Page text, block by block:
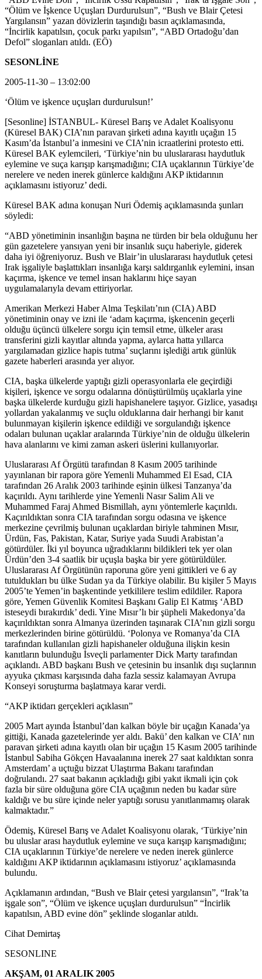
“Ölüm ve İşkence Uçuşları Durdurulsun”, “Bush ve Blair Çetesi
Yargılansın” yazan dövizlerin taşındığı basın açıklamasında,
“İncirlik kapatılsın, çocuk parkı yapılsın”, “ABD Ortadoğu’dan
Defol” sloganları atıldı. (EÖ)
SESONLİNE
2005-11-30 – 13:02:00
‘Ölüm ve işkence uçuşları durdurulsun!’
[Sesonline] İSTANBUL- Küresel Barış ve Adalet Koalisyonu
(Küresel BAK) CIA’nın paravan şirketi adına kayıtlı uçağın 15
Kasım’da İstanbul’a inmesini ve CIA’nin icraatlerini protesto etti.
Küresel BAK eylemcileri, ‘Türkiye’nin bu uluslararası haydutluk
eylemine ve suça karışıp karışmadığını; CIA uçaklarının Türkiye’de
nerelere ve neden inerek günlerce kaldığını AKP iktidarının
açıklamasını istiyoruz’ dedi.
Küresel BAK adına konuşan Nuri Ödemiş açıklamasında şunları
söyledi:
“ABD yönetiminin insanlığın başına ne türden bir bela olduğunu her
gün gazetelere yansıyan yeni bir insanlık suçu haberiyle, giderek
daha iyi öğreniyoruz. Bush ve Blair’in uluslararası haydutluk çetesi
Irak işgaliyle başlattıkları insanlığa karşı saldırganlık eylemini, insan
kaçırma, işkence ve temel insan haklarını hiçe sayan
uygulamalarıyla devam ettiriyorlar.
Amerikan Merkezi Haber Alma Teşkilatı’nın (CIA) ABD
yönetiminin onay ve izni ile ‘adam kaçırma, işkencenin geçerli
olduğu üçüncü ülkelere sorgu için temsil etme, ülkeler arası
transferini gizli kayıtlar altında yapma, aylarca hatta yıllarca
yargılamadan gizlice hapis tutma’ suçlarını işlediği artık günlük
gazete haberleri arasında yer alıyor.
CIA, başka ülkelerde yaptığı gizli operasyonlarla ele geçirdiği
kişileri, işkence ve sorgu odalarına dönüştürülmüş uçaklarla yine
başka ülkelerde kurduğu gizli hapishanelere taşıyor. Gizlice, yasadışı
yollardan yakalanmış ve suçlu olduklarına dair herhangi bir kanıt
bulunmayan kişilerin işkence edildiği ve sorgulandığı işkence
odaları bulunan uçaklar aralarında Türkiye’nin de olduğu ülkelerin
hava alanlarını ve kimi zaman askeri üslerini kullanıyorlar.
Uluslararası Af Örgütü tarafından 8 Kasım 2005 tarihinde
yayınlanan bir rapora göre Yemenli Muhammed El Esad, CIA
tarafından 26 Aralık 2003 tarihinde eşinin ülkesi Tanzanya’da
kaçırıldı. Aynı tarihlerde yine Yemenli Nasır Salim Ali ve
Muhammed Faraj Ahmed Bismillah, aynı yöntemlerle kaçırıldı.
Kaçırıldıktan sonra CIA tarafından sorgu odasına ve işkence
merkezine çevrilmiş bulunan uçaklardan biriyle tahminen Mısır,
Ürdün, Fas, Pakistan, Katar, Suriye yada Suudi Arabistan’a
götürdüler. İki yıl boyunca uğradıklarını bildikleri tek yer olan
Ürdün’den 3-4 saatlik bir uçuşla başka bir yere götürüldüler.
Uluslararası Af Örgütünün raporuna göre yeni gittikleri ve 6 ay
tutuldukları bu ülke Sudan ya da Türkiye olabilir. Bu kişiler 5 Mayıs
2005’te Yemen’in başkentinde yetkililere teslim edildiler. Rapora
göre, Yemen Güvenlik Komitesi Başkanı Galip El Katmış ‘ABD
isteseydi bırakırdık’ dedi. Yine Mısır’lı bir şüpheli Makedonya’da
kaçırıldıktan sonra Almanya üzerinden taşınarak CIA’nın gizli sorgu
merkezlerinden birine götürüldü. ‘Polonya ve Romanya’da CIA
tarafından kullanılan gizli hapishaneler olduğuna ilişkin kesin
kanıtların bulunduğu İsveçli parlamenter Dick Marty tarafından
açıklandı. ABD başkanı Bush ve çetesinin bu insanlık dışı suçlarının
ayyuka çıkması karşısında daha fazla sessiz kalamayan Avrupa
Konseyi soruşturma başlatmaya karar verdi.
“AKP iktidarı gerçekleri açıklasın”
2005 Mart ayında İstanbul’dan kalkan böyle bir uçağın Kanada’ya
gittiği, Kanada gazetelerinde yer aldı. Bakü’ den kalkan ve CIA’ nın
paravan şirketi adına kayıtlı olan bir uçağın 15 Kasım 2005 tarihinde
İstanbul Sabiha Gökçen Havaalanına inerek 27 saat kaldıktan sonra
Amsterdam’ a uçtuğu bizzat Ulaştırma Bakanı tarafından
doğrulandı. 27 saat bakanın açıkladığı gibi yakıt ikmali için çok
fazla bir süre olduğuna göre CIA uçağının neden bu kadar süre
kaldığı ve bu süre içinde neler yaptığı sorusu yanıtlanmamış olarak
kalmaktadır.”
Ödemiş, Küresel Barış ve Adalet Koalisyonu olarak, ‘Türkiye’nin
bu uluslar arası haydutluk eylemine ve suça karışıp karışmadığını;
CIA uçaklarının Türkiye’de nerelere ve neden inerek günlerce
kaldığını AKP iktidarının açıklamasını istiyoruz’ açıklamasında
bulundu.
Açıklamanın ardından, “Bush ve Blair çetesi yargılansın”, “Irak’ta
işgale son”, “Ölüm ve işkence uçuşları durdurulsun” “İncirlik
kapatılsın, ABD evine dön” şeklinde sloganlar atıldı.
Cihat Demirtaş
SESONLINE
AKŞAM, 01 ARALIK 2005